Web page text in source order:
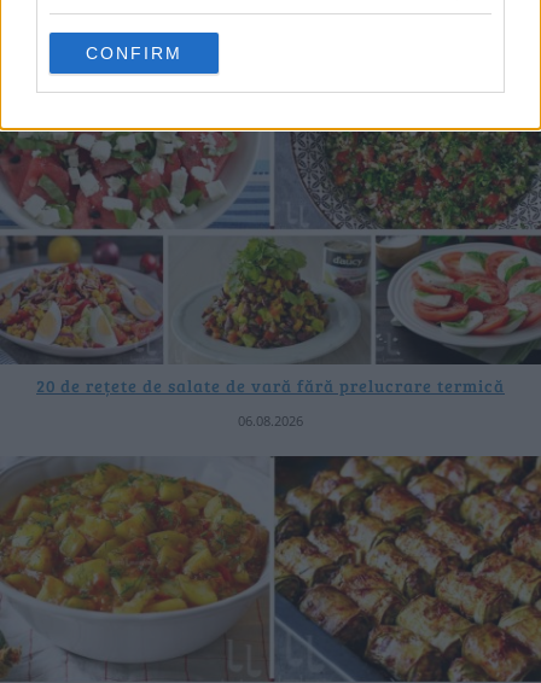
CONFIRM
20 de rețete de salate de vară fără prelucrare termică
06.08.2026